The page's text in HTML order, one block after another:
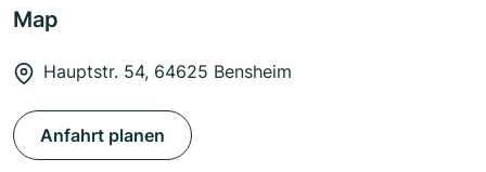
Map
Hauptstr. 54, 64625 Bensheim
Anfahrt planen